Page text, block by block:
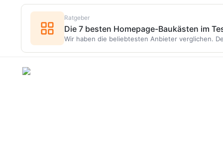
Ratgeber
Die 7 besten Homepage-Baukästen im
Wir haben die beliebtesten Anbieter verglichen.